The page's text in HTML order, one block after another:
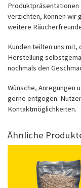
Produktpräsentationen
verzichten, können wir
weitere
Kunden teilten uns mit,
Herstellung
nochmals den
Wünsche, Anregungen
gerne entgegen.
Kontaktmöglichkeiten.
Ähnliche